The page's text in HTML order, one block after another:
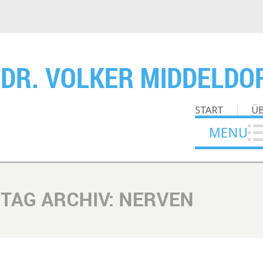
DR. VOLKER
START
MENU
TAG ARCHIV: NERVEN